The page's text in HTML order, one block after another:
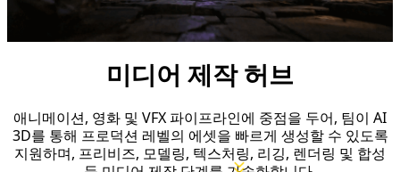
미디어 제작 허브
애니메이션, 영화 및 VFX 파이프라인에 중점을 두어, 팀이 AI
3D를 통해 프로덕션 레벨의 에셋을 빠르게 생성할 수 있도록
지원하며, 프리비즈, 모델링, 텍스처링, 리깅, 렌더링 및 합성